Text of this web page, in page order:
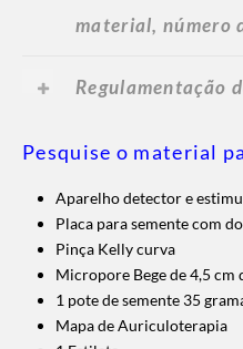
material, número
Regulamentação
Pesquise o material
Aparelho detector e
Placa para semente com
Pinça Kelly curva
Micropore Bege de 4,5 cm
1 pote de semente 35
Mapa de Auriculoterapia